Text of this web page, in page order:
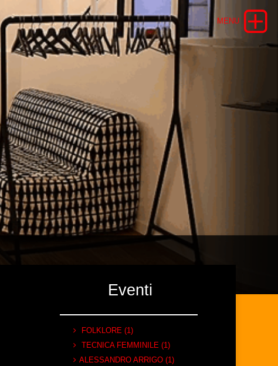
Eventi
FOLKLORE (1)
TECNICA FEMMINILE (1)
ALESSANDRO ARRIGO (1)